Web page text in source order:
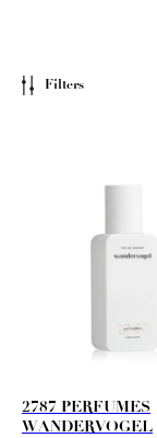
Filters
2787 PERFUMES
WANDERVOGEL